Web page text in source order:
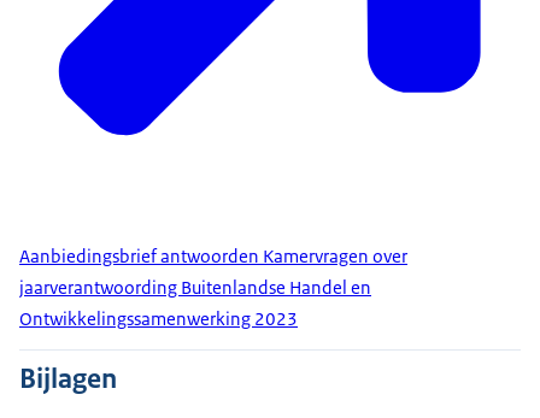
Aanbiedingsbrief antwoorden Kamervragen over
jaarverantwoording Buitenlandse Handel en
Ontwikkelingssamenwerking 2023
Bijlagen